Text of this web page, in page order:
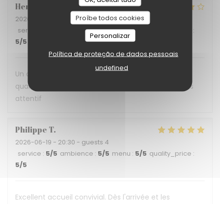
Proíbe todos cookies
Personalizar
Política de proteção de dados pessoais
undefined
Hervé
2026-06-30
- 12:30 - guests 3
service
ambience:5/5 menu:5
:
5/5
Un déjeuner en terrasse ombragée, une cuisine de
qualité servie par une belle équipe et un patron très
attentif
Philippe T
2026-06-19 - 20:30 - guests 4
service : 5/5 ambience : 5/5 menu : 5/5 quality_price :
5/5
Excellent accueil convivial. Dès l'arrivée et les